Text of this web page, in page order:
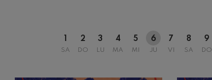
SA
2
DO
3
LU
4
MA
5
MI
6
JU
7
VI
8
SA
9
DO